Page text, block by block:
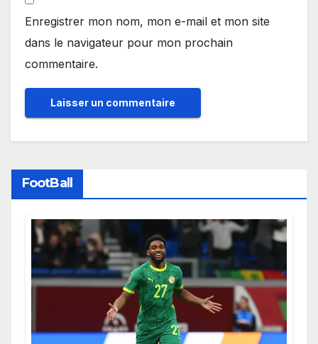
Enregistrer mon nom, mon e-mail et mon site
dans le navigateur pour mon prochain
commentaire.
FootBall